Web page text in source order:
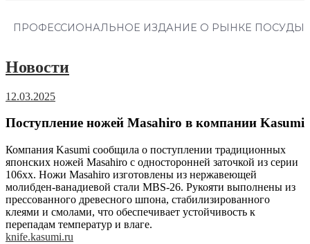
ПРОФЕССИОНАЛЬНОЕ ИЗДАНИЕ О РЫНКЕ ПОСУДЫ
Новости
12.03.2025
Поступление ножей Masahiro в компании Kasumi
Компания Kasumi сообщила о поступлении традиционных
японских ножей Masahiro с односторонней заточкой из серии
106хх. Ножи Masahiro изготовлены из нержавеющей
молибден-ванадиевой стали MBS-26. Рукояти выполнены из
прессованного древесного шпона, стабилизированного
клеями и смолами, что обеспечивает устойчивость к
перепадам температур и влаге.
knife.kasumi.ru